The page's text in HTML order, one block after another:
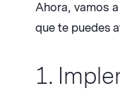
Ahora, vamos
que te puedes
1.